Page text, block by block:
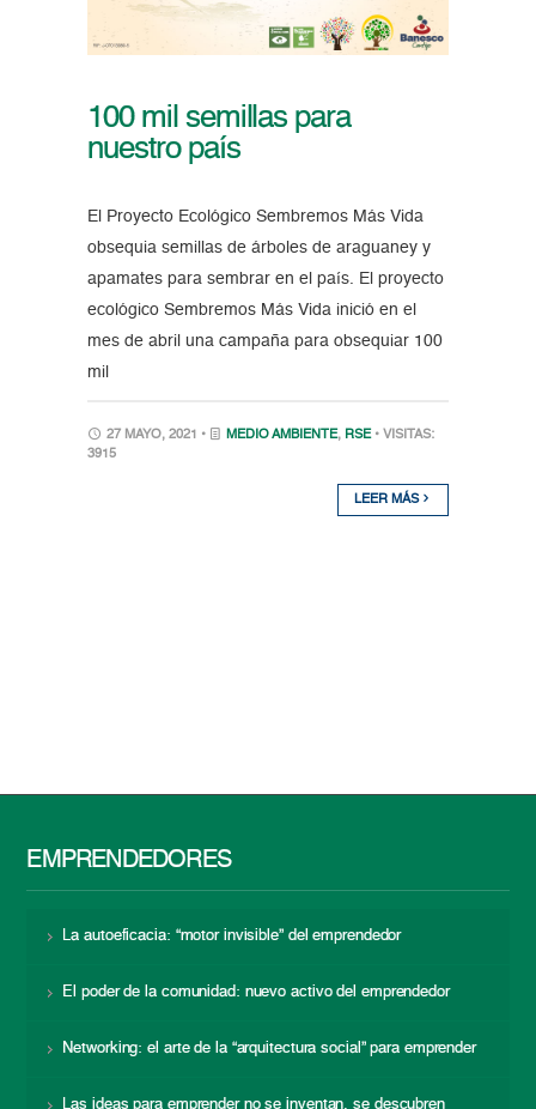
100 mil semillas para
nuestro país
El Proyecto Ecológico Sembremos Más Vida
obsequia semillas de árboles de araguaney y
apamates para sembrar en el país. El proyecto
ecológico Sembremos Más Vida inició en el
mes de abril una campaña para obsequiar 100
mil
27 MAYO, 2021 • MEDIO AMBIENTE, RSE • VISITAS:
3915
LEER MÁS
EMPRENDEDORES
La autoeficacia: “motor invisible” del emprendedor
El poder de la comunidad: nuevo activo del emprendedor
Networking: el arte de la “arquitectura social” para emprender
Las ideas para emprender no se inventan, se descubren